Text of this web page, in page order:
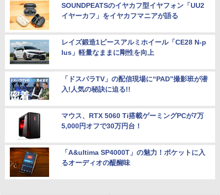
SOUNDPEATSのイヤカフ型イヤフォン「UU2
イヤーカフ」をイヤカフマニアが語る
レイズ鍛造1ピースアルミホイール「CE28 N-p
lus」軽量なままに剛性を向上
「ドスパラTV」の配信現場に“PAD”撮影班が潜
入!人気の秘訣に迫る!!
マウス、RTX 5060 Ti搭載ゲーミングPCが7万
5,000円オフで30万円台！
「A&ultima SP4000T」の魅力！ポケットに入
るオーディオの醍醐味